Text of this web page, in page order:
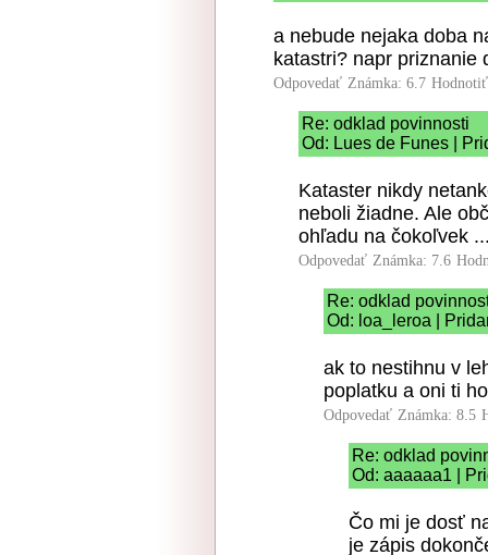
a nebude nejaka doba
katastri? napr priznanie
Odpovedať Známka: 6.7
Re: odklad povinnosti
Od: Lues de Funes |
Kataster nikdy
neboli žiadne. Ale
ohľadu na čokoľvek
Odpovedať Známka: 7.6
Re: odklad
Od: loa_leroa |
ak to nestihnu v
poplatku a oni ti
Odpovedať Známka: 8.5
Re: odklad
Od: aaaaaa1 |
Čo mi je dosť
je zápis